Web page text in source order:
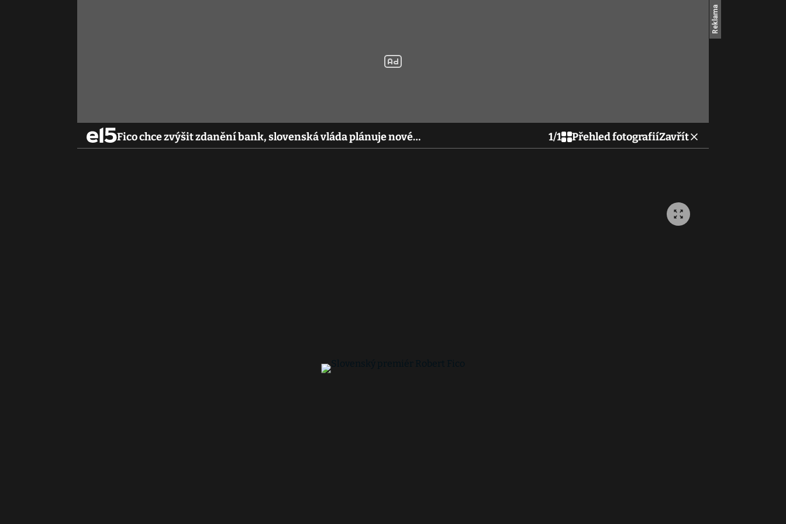
Fico chce zvýšit zdanění bank, slovenská vláda plánuje nové… 1/1 Přehled fotografiíZavřít